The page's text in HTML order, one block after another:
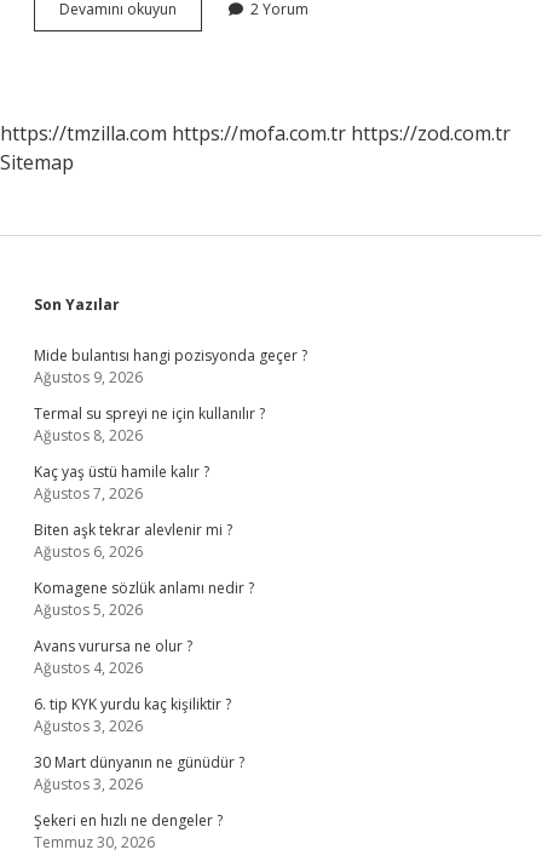
Devamını okuyun
Insan
2 Yorum
https://tmzilla.com https://mofa.com.tr https://zod.com.tr
Sitemap
Sidebar
Son Yazılar
Mide bulantısı hangi pozisyonda geçer ?
Ağustos 9, 2026
Termal su spreyi ne için kullanılır ?
Ağustos 8, 2026
Kaç yaş üstü hamile kalır ?
Ağustos 7, 2026
Biten aşk tekrar alevlenir mi ?
Ağustos 6, 2026
Komagene sözlük anlamı nedir ?
Ağustos 5, 2026
Avans vurursa ne olur ?
Ağustos 4, 2026
6. tip KYK yurdu kaç kişiliktir ?
Ağustos 3, 2026
30 Mart dünyanın ne günüdür ?
Ağustos 3, 2026
Şekeri en hızlı ne dengeler ?
Temmuz 30, 2026